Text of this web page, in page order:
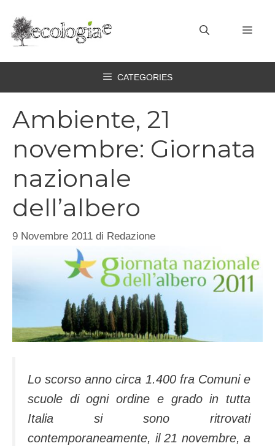
contenuto
CATEGORIES
Ambiente, 21
novembre: Giornata
nazionale
dell’albero
9 Novembre 2011 di Redazione
Lo scorso anno circa 1.400 fra Comuni e
scuole di ogni ordine e grado in tutta
Italia si sono ritrovati
contemporaneamente, il 21 novembre, a